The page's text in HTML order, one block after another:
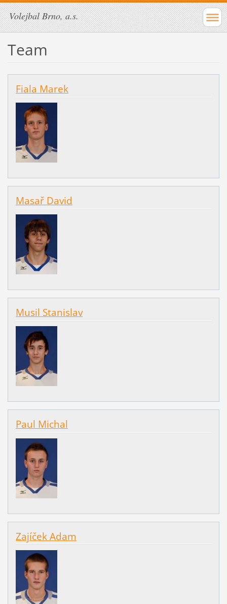
Volejbal Brno, a.s.
Team
Fiala Marek
Masař David
Musil Stanislav
Paul Michal
Zajíček Adam